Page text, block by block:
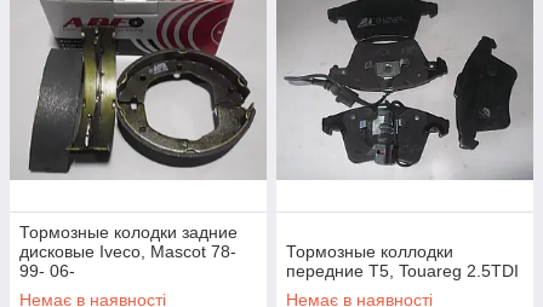
Тормозные колодки задние
дисковые Iveco, Mascot 78-
99- 06-
Немає в наявності
Тормозные коллодки
передние T5, Touareg 2.5TDI
Немає в наявності